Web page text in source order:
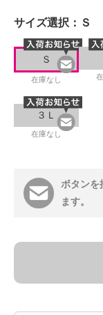
サイズ選択： Ｓ
Ｓ
在庫なし
３Ｌ
在庫なし
ボタンを
ます。